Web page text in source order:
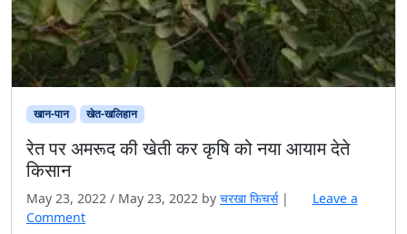
खान-पान खेत-खलिहान
रेत पर अमरूद की खेती कर कृषि को नया आयाम देते
किसान
May 23, 2022 / May 23, 2022 by चरखा फिचर्स |
Leave a
Comment